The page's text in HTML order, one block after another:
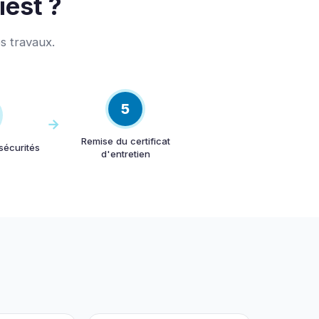
?
travaux.
5
Remise du certificat
d'entretien